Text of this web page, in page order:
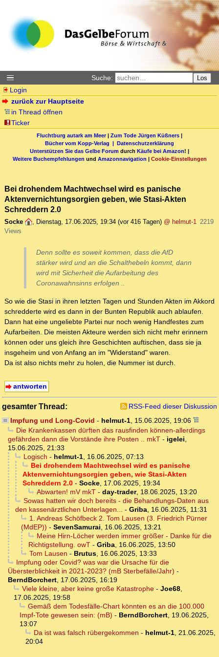
Suche: Los
Login
zurück zur Hauptseite
in Thread öffnen
Ticker
Fluchtburg autark am Meer| Zum Tode Jürgen Küßners |
Bücher vom Kopp-Verlag | Datenschutzerklärung
Unterstützen Sie das Gelbe Forum durch Käufe bei Amazon! |
Weitere Buchempfehlungen und Amazonnavigation | Cookie-Einstellungen
Bei drohendem Machtwechsel wird es panische
Aktenvernichtungsorgien geben, wie Stasi-Akten
Schreddern 2.0
Socke , Dienstag, 17.06.2025, 19:34 (vor 416 Tagen) @ helmut-1 2219
Views
Denn sollte es soweit kommen, dass die AfD
stärker wird und an die Schalthebeln kommt, dann
wird mit Sicherheit die Aufarbeitung des
Coronawahnsinns erfolgen ..
So wie die Stasi in ihren letzten Tagen und Stunden Akten im Akkord
schredderte wird es dann in der Bunten Republik auch ablaufen.
Dann hat eine ungeliebte Partei nur noch wenig Handfestes zum
Aufarbeiten. Die meisten Akteure werden sich nicht mehr erinnern
können oder uns gleich ihre Geschichten auftischen, dass sie ja
insgeheim und von Anfang an im "Widerstand" waren.
Da ist also nichts mehr zu holen, die Nummer ist durch.
antworten
gesamter Thread:
RSS-Feed dieser Diskussion
Impfung und Long-Covid - helmut-1, 15.06.2025, 19:06
Die Krankenkassen dürften das rausfinden können-allerdings
gefährden dann die Vorstände ihre Posten .. mkT - igelei,
15.06.2025, 21:33
Logisch - helmut-1, 16.06.2025, 07:13
Bei drohendem Machtwechsel wird es panische
Aktenvernichtungsorgien geben, wie Stasi-Akten
Schreddern 2.0 - Socke, 17.06.2025, 19:34
Abwarten! mV mkT- day-trader, 18.06.2025, 13:20
Sowas hatten wir doch bereits - die Behandlungs-Daten aus
den kassenärztlichen Unterlagen... - Griba, 16.06.2025, 11:31
1. Andreas Schöfbeck 2. Tom Lausen (3. Friedrich Pürner
(MdEP)) - SevenSamurai, 16.06.2025, 13:21
Meine Hirn-Löcher werden immer größer - Danke für die
Richtigstellung. owT - Griba, 16.06.2025, 13:50
Tom Lausen - Brutus, 16.06.2025, 13:33
Impfung oder Covid? was war die Ursache für die
Übersterblichkeit in 2021-2023? (mB Sterbefälle/Jahr) -
BerndBorchert, 17.06.2025, 16:19
Viele kleine, aber keine große Katastrophe- Joe68,
17.06.2025, 19:58
Gemäß dem Todesfälle-Chart könnten es an die 100.000
Impf-Tote gewesen sein: (mB) - BerndBorchert, 19.06.2025,
13:07
Da ist was falsch rübergekommen - helmut-1, 21.06.2025,
20:04